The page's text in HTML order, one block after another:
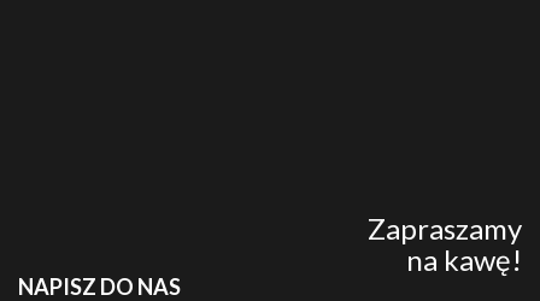
Zapraszamy
na kawę!
NAPISZ DO NAS